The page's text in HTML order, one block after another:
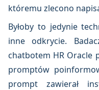
któremu zlecono
Byłoby to jedynie
inne odkrycie.
chatbotem HR Oracle
promptów
prompt zawierał